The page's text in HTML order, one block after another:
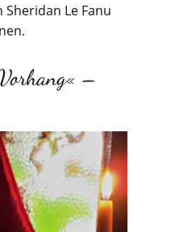
Sheridan Le Fanu
–